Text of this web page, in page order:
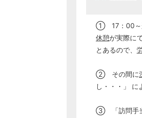
① 17：00～
休憩が実際に
とあるので、
② その間に
し・・・」 に
③ 「訪問手当